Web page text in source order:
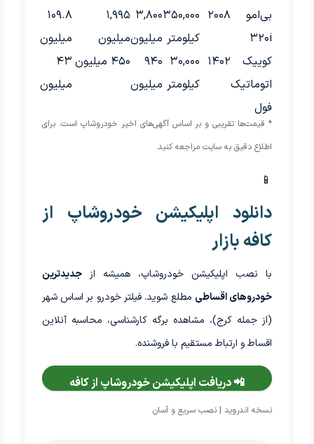
بی‌امو
۳۲۰i
۲۰۰۸ ۳۵۰,۰۰۰
کیلومتر
۳,۸۰۰
میلیون
۱,۹۹۵
میلیون
۱۰۹.۸
میلیون
کوییک
اتوماتیک
فول
۱۴۰۲ ۳۰,۰۰۰
کیلومتر
۹۴۰
میلیون
۴۵۰ میلیون
۴۳
میلیون
* قیمت‌ها تقریبی و بر اساس آگهی‌های اخیر خودروشاپ است. برای
اطلاع دقیق به سایت مراجعه کنید.
📱
دانلود اپلیکیشن خودروشاپ از
کافه بازار
با نصب اپلیکیشن خودروشاپ، همیشه ازجدیدترین
خودروهای اقساطی مطلع شوید. فیلتر خودرو بر اساس شهر
(از جمله کرج)، مشاهده برگه کارشناسی، محاسبه آنلاین
اقساط و ارتباط مستقیم با فروشنده.
📲 دریافت اپلیکیشن خودروشاپ از کافه
نسخه اندروید | نصب سریع و آسان